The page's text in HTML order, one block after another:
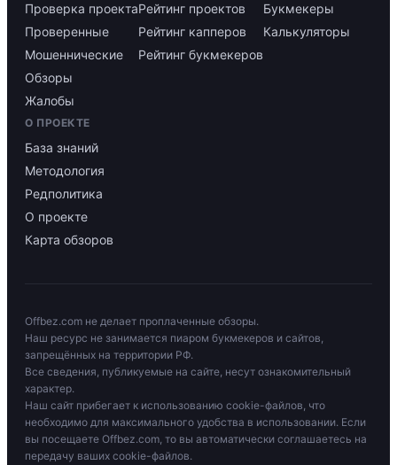
Проверка проекта
Проверенные
Мошеннические
Обзоры
Жалобы
Рейтинг проектов
Рейтинг капперов
Рейтинг букмекеров
Букмекеры
Калькуляторы
О ПРОЕКТЕ
База знаний
Методология
Редполитика
О проекте
Карта обзоров
Offbez.com не делает проплаченные обзоры.
Наш ресурс не занимается пиаром букмекеров и сайтов,
запрещённых на территории РФ.
Все сведения, публикуемые на сайте, несут ознакомительный
характер.
Наш сайт прибегает к использованию cookie-файлов, что
необходимо для максимального удобства в использовании. Если
вы посещаете Offbez.com, то вы автоматически соглашаетесь на
передачу ваших cookie-файлов.